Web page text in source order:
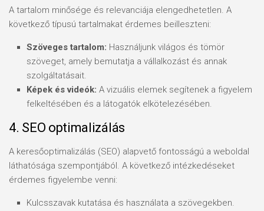
A tartalom minősége és relevanciája elengedhetetlen. A
következő típusú tartalmakat érdemes beilleszteni:
Szöveges tartalom: Használjunk világos és tömör
szöveget, amely bemutatja a vállalkozást és annak
szolgáltatásait.
Képek és videók: A vizuális elemek segítenek a figyelem
felkeltésében és a látogatók elkötelezésében.
4. SEO optimalizálás
A keresőoptimalizálás (SEO) alapvető fontosságú a weboldal
láthatósága szempontjából. A következő intézkedéseket
érdemes figyelembe venni:
Kulcsszavak kutatása és használata a szövegekben.